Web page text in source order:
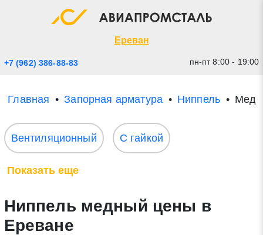
Ереван
+7 (962) 386-88-83 пн-пт 8:00 - 19:00
Главная Запорная арматура Ниппель
Вентиляционный С гайкой
Показать еще
Ниппель медный цены в
Ереване
Экспресс заявка
* - обязательные поля для заполнения
Прикрепить файл (до 20 mb)